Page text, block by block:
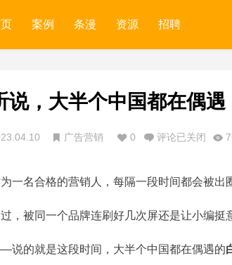
案例 条漫 资源 招聘
说，大半个中国都在偶遇
广告营销 0 评论已关闭
一名合格的营销人，每隔一段时间都会被出
，被同一个品牌连刷好几次屏还是让小编挺
说的就是这段时间，大半个中国都在偶遇的